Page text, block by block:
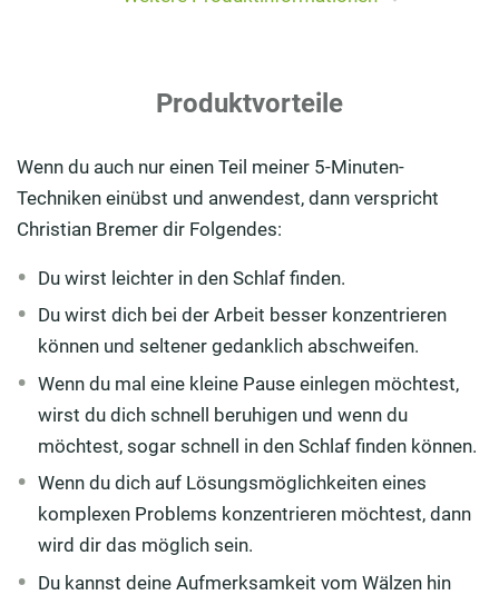
Produktvorteile
Wenn du auch nur einen Teil meiner 5-Minuten-
Techniken einübst und anwendest, dann verspricht
Christian Bremer dir Folgendes:
Du wirst leichter in den Schlaf finden.
Du wirst dich bei der Arbeit besser konzentrieren
können und seltener gedanklich abschweifen.
Wenn du mal eine kleine Pause einlegen möchtest,
wirst du dich schnell beruhigen und wenn du
möchtest, sogar schnell in den Schlaf finden können.
Wenn du dich auf Lösungsmöglichkeiten eines
komplexen Problems konzentrieren möchtest, dann
wird dir das möglich sein.
Du kannst deine Aufmerksamkeit vom Wälzen hin